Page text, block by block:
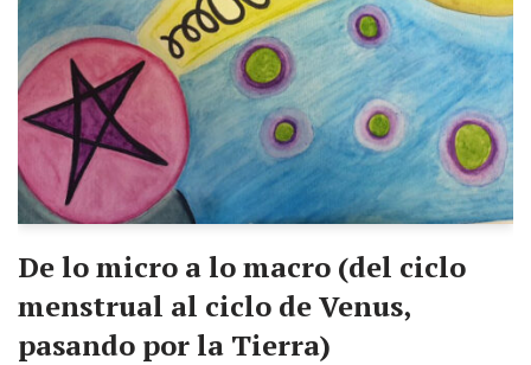
De lo micro a lo macro (del ciclo
menstrual al ciclo de Venus,
pasando por la Tierra)